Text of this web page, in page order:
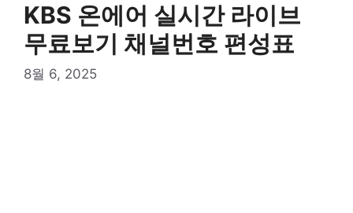
KBS 온에어 실시간 라이브
무료보기 채널번호 편성표
8월 6, 2025